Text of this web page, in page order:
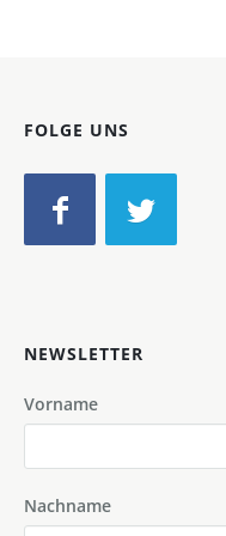
FOLGE UNS
NEWSLETTER
Vorname
Nachname